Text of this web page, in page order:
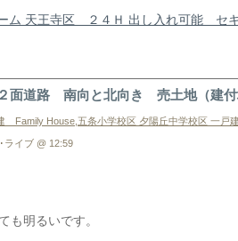
ム 天王寺区 ２４Ｈ 出し入れ可能 セ
道路 南向と北向き 売土地（建付
Family House 五条小学校区 夕陽丘中学校区 一戸
イブ @ 12:59
も明るいです。